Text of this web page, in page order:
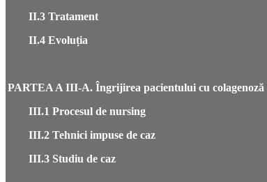
II.3 Tratament
II.4 Evoluția
PARTEA A III-A. Îngrijirea pacientului cu colagenoză
III.1 Procesul de nursing
III.2 Tehnici impuse de caz
III.3 Studiu de caz